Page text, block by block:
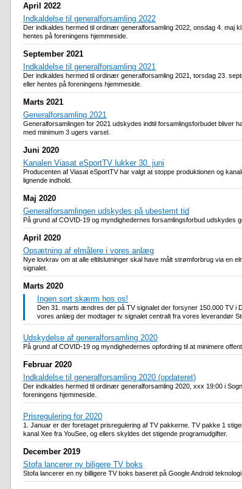
April 2022
Indkaldelse til generalforsamling 2022
Der indkaldes hermed til ordinær generalforsamling 2022, onsdag 4. maj
hentes på foreningens hjemmeside.
September 2021
Indkaldelse til generalforsamling 2021
Der indkaldes hermed til ordinær generalforsamling 2021, torsdag 23.
eller hentes på foreningens hjemmeside.
Marts 2021
Generalforsamling 2021
Generalforsamlingen for 2021 udskydes indtil forsamlingsforbudet bliver
med minimum 3 ugers varsel.
Juni 2020
Kanalen Viasat eSportTV lukker 30. juni
Producenten af Viasat eSportTV har valgt at stoppe produktionen og
lignende indhold.
Maj 2020
Generalforsamlingen udskydes på ubestemt tid
På grund af COVID-19 og myndighedernes forsamlingsforbud udskydes
April 2020
Opsætning af elmålere i vores anlæg
Nye lovkrav om at alle eltilslutninger skal have målt strømforbrug via en
signalet.
Marts 2020
Ingen sort skærm hos os!
Den 31. marts ændres der på TV signalet der forsyner 150.000 TV i
vores anlæg der modtager tv signalet centralt fra vores leverandør
Udskydelse af generalforsamling 2020
På grund af COVID-19 og myndighedernes opfordring til at minimere
Februar 2020
Indkaldelse til generalforsamling 2020 (opdateret)
Der indkaldes hermed til ordinær generalforsamling 2020, xxx 19:00 i
foreningens hjemmeside.
Prisregulering for 2020
1. Januar er der foretaget prisregulering af TV pakkerne. TV pakke 1
kanal Xee fra YouSee, og ellers skyldes det stigende programudgifter.
December 2019
Stofa lancerer ny biligere TV boks
Stofa lancerer en ny billigere TV boks baseret på Google Android